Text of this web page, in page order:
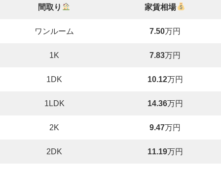
間取り 家賃相場
ワンルーム 7.50万円
1K 7.83万円
1DK 10.12万円
1LDK 14.36万円
2K 9.47万円
2DK 11.19万円